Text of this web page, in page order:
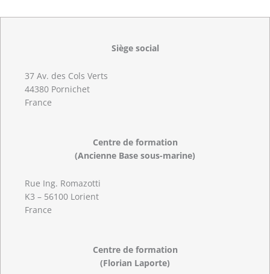
Siège social
37 Av. des Cols Verts
44380 Pornichet
France
Centre de formation
(Ancienne Base sous-marine)
Rue Ing. Romazotti
K3 – 56100 Lorient
France
Centre de formation
(Florian Laporte)